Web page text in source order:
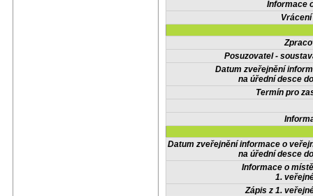
Informace
Posuzovatel -
Datum zveřejnění
na úřední desce
Termín pro
Datum zveřejnění informace o
na úřední desce
Informace o
1.
Zápis z 1.